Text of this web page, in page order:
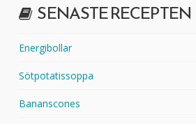
SENASTE RECEPTEN
Energibollar
Sötpotatissoppa
Bananscones